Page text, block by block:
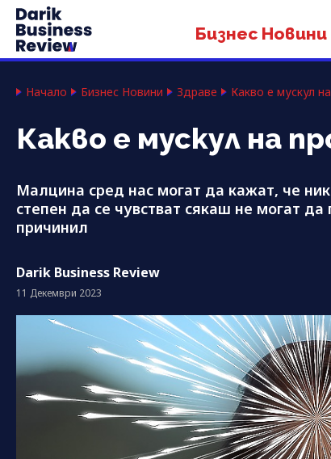
Бизнес Новини
Начало Бизнес Новини Здраве Какво е мускул
Какво е мускул на
Малцина сред нас могат да кажат, че
степен да се чувстват сякаш не могат
причинил
Darik Business Review
11 Декември 2023